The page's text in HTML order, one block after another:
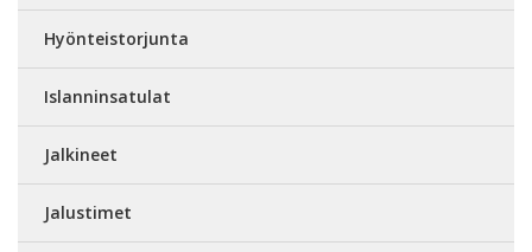
Hyönteistorjunta
Islanninsatulat
Jalkineet
Jalustimet